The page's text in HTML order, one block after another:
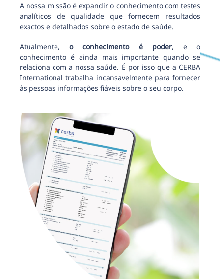
A nossa missão é expandir o conhecimento com testes
analíticos de qualidade que fornecem resultados
exactos e detalhados sobre o estado de saúde.
Atualmente,o conhecimento é poder, e o
conhecimento é ainda mais importante quando se
relaciona com a nossa saúde. É por isso que a CERBA
International trabalha incansavelmente para fornecer
às pessoas informações fiáveis sobre o seu corpo.